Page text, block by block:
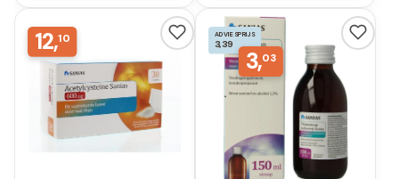
12,10 ADVIESPRIJS
3,39
3,03